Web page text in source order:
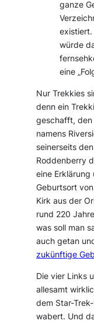
ganze
würde
eine
Nur Trekkies
denn ein
geschafft, den
namens
seinerseits
Roddenberry
eine
Geburtsort
Kirk aus der
rund 220
was soll man
auch getan
zukünftige
Die vier Links
allesamt
dem Star-
wabert. Und